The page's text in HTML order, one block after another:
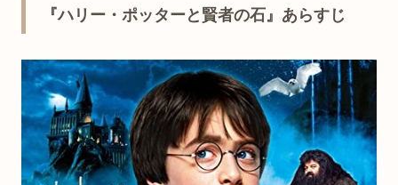
『ハリー・ポッターと賢者の石』あらすじ